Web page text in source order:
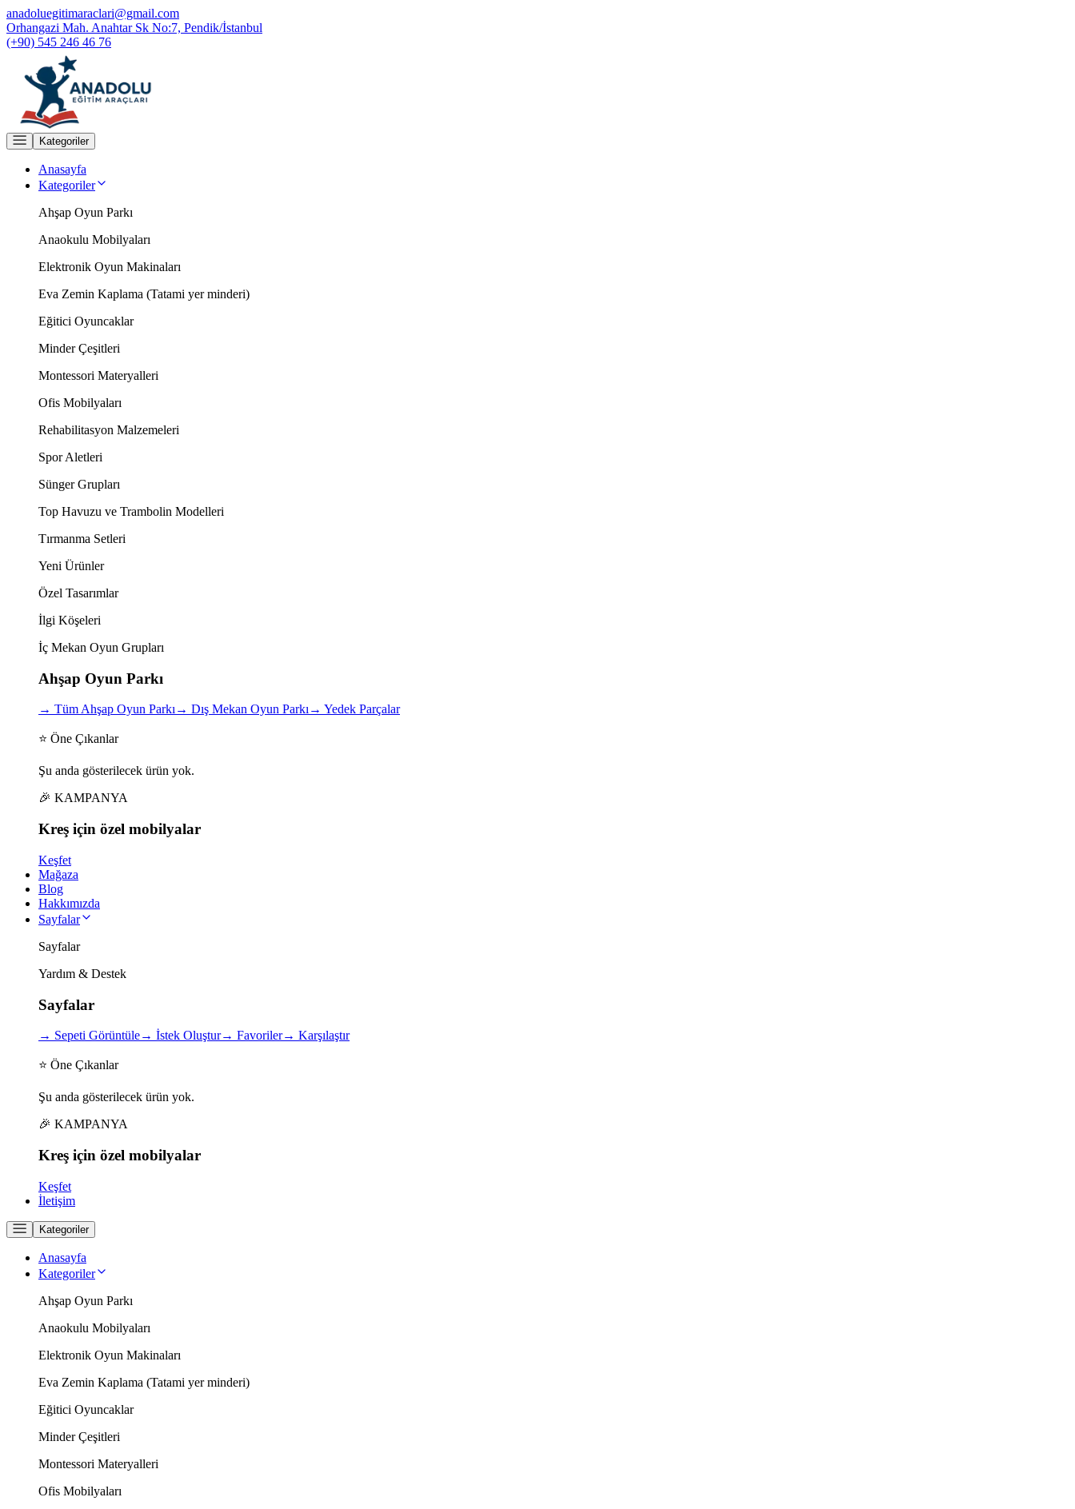
anadoluegitimaraclari@gmail.com
Orhangazi Mah. Anahtar Sk No:7, Pendik/İstanbul
(+90) 545 246 46 76
Kategoriler
Anasayfa
Kategoriler
Ahşap Oyun Parkı
Anaokulu Mobilyaları
Elektronik Oyun Makinaları
Eva Zemin Kaplama (Tatami yer minderi)
Eğitici Oyuncaklar
Minder Çeşitleri
Montessori Materyalleri
Ofis Mobilyaları
Rehabilitasyon Malzemeleri
Spor Aletleri
Sünger Grupları
Top Havuzu ve Trambolin Modelleri
Tırmanma Setleri
Yeni Ürünler
Özel Tasarımlar
İlgi Köşeleri
İç Mekan Oyun Grupları
Ahşap Oyun Parkı
→ Tüm Ahşap Oyun Parkı→ Dış Mekan Oyun Parkı→ Yedek Parçalar
⭐ Öne Çıkanlar
Şu anda gösterilecek ürün yok.
🎉 KAMPANYA
Kreş için özel mobilyalar
Keşfet
Mağaza
Blog
Hakkımızda
Sayfalar
Sayfalar
Yardım & Destek
Sayfalar
→ Sepeti Görüntüle→ İstek Oluştur→ Favoriler→ Karşılaştır
⭐ Öne Çıkanlar
Şu anda gösterilecek ürün yok.
🎉 KAMPANYA
Kreş için özel mobilyalar
Keşfet
İletişim
Kategoriler
Anasayfa
Kategoriler
Ahşap Oyun Parkı
Anaokulu Mobilyaları
Elektronik Oyun Makinaları
Eva Zemin Kaplama (Tatami yer minderi)
Eğitici Oyuncaklar
Minder Çeşitleri
Montessori Materyalleri
Ofis Mobilyaları